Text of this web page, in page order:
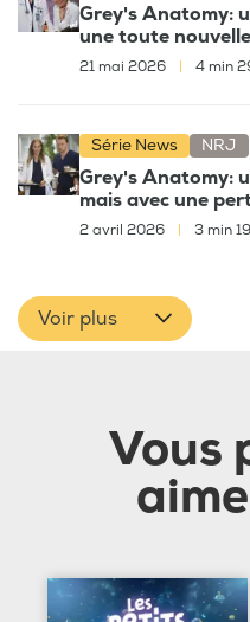
Grey's Anatomy:
une toute
21 mai 2026 4 min
Série News NRJ
Grey's Anatomy:
mais avec une
2 avril 2026 | 3 min
Voir plus
Vous